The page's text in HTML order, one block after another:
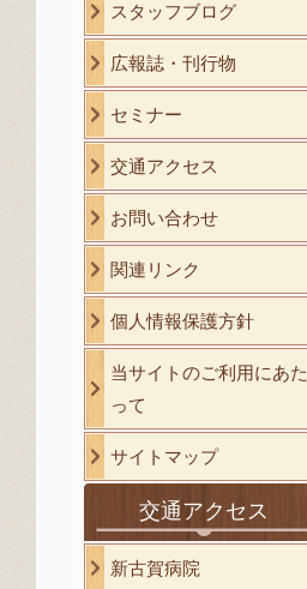
スタッフブログ
広報誌・刊行物
セミナー
交通アクセス
お問い合わせ
関連リンク
個人情報保護方針
当サイトのご利用にあた
って
サイトマップ
交通アクセス
新古賀病院